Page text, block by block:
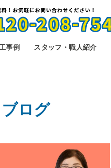
事例 スタッフ・職人紹介
ログ